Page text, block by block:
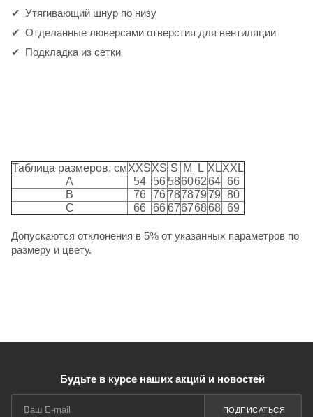
Утягивающий шнур по низу
Отделанные люверсами отверстия для вентиляции
Подкладка из сетки
Таблица размеров, смXXSXS S M L XLXXL
A
54 56 58606264 66
B
76 7678787979 80
C
66 6667676868 69
Допускаются отклонения в 5% от указанных параметров по
размеру и цвету.
Будьте в курсе наших акций и новостей
ПОДПИСАТЬСЯ